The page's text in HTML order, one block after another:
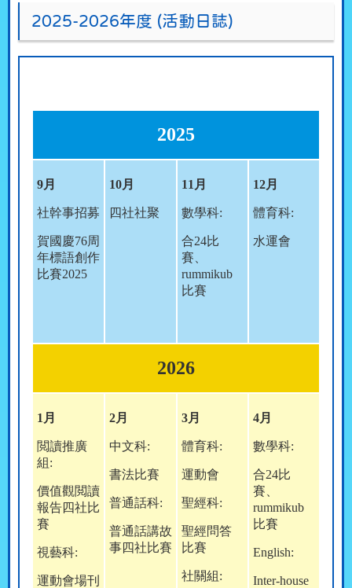
2025-2026年度 (活動日誌)
2025
9月
社幹事招募
賀國慶76周
年標語創作
比賽2025
10月
四社社聚
11 月
數學科:
合24比
賽、
rummikub
比賽
12月
體育科:
水運會
2026
1 月
閲讀推廣
組:
價值觀閲讀
報告四社比
賽
視藝科:
運動會場刊
2月
中文科:
書法比賽
普通話科:
普通話講故
事四社比賽
3月
體育科:
運動會
聖經科:
聖經問答
比賽
社關組:
4月
數學科:
合24比
賽、
rummikub
比賽
English:
Inter-house